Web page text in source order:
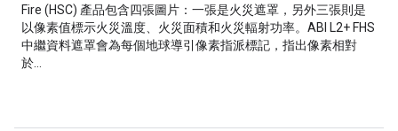
Fire (HSC) 產品包含四張圖片：一張是火災遮罩，另外三張則是
以像素值標示火災溫度、火災面積和火災輻射功率。ABI L2+ FHS
中繼資料遮罩會為每個地球導引像素指派標記，指出像素相對
於…